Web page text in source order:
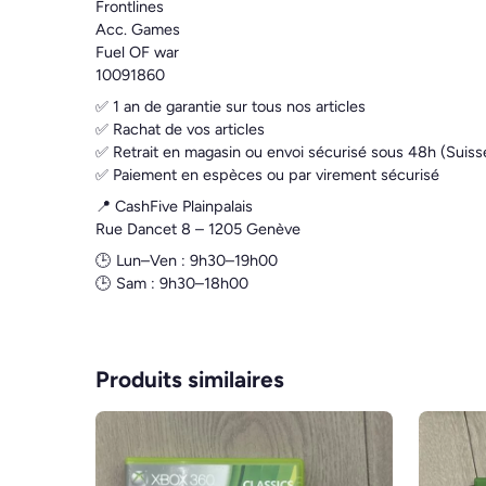
Frontlines
Acc. Games
Fuel OF war
10091860
✅ 1 an de garantie sur tous nos articles
✅ Rachat de vos articles
✅ Retrait en magasin ou envoi sécurisé sous 48h
✅ Paiement en espèces ou par virement sécurisé
📍 CashFive Plainpalais
Rue Dancet 8 – 1205 Genève
🕒 Lun–Ven : 9h30–19h00
🕒 Sam : 9h30–18h00
Produits similaires